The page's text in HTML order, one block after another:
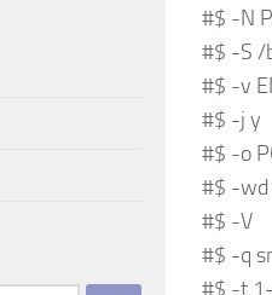
#$ -N
#$ -S /
#$ -v
#$ -j y
#$ -o
#$ -
#$ -V
#$ -q
#$ -t